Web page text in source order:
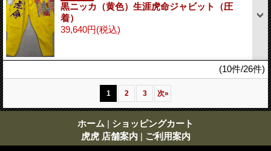
黒ニッカ（黄色）生涯虎命ジャビット（圧
着）
39,640円(税込)
(10件/26件)
1 2 3 次»
ホーム | ショッピングカート
虎虎 店舗案内 | ご利用案内